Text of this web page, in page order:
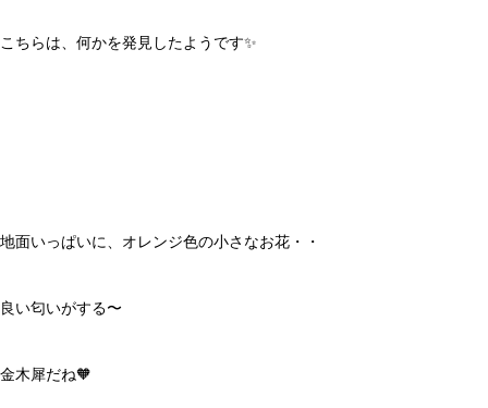
こちらは、何かを発見したようです✨
地面いっぱいに、オレンジ色の小さなお花・・
良い匂いがする〜
金木犀だね🧡